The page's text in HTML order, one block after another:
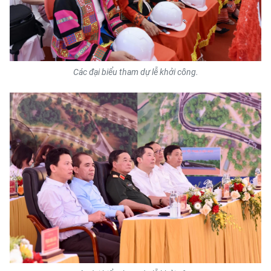
CHUYÊN ĐỀ
CÁC CHUYÊN TRANG
VỀ BÁO NHÂN DÂN
THỜI NAY
NHÂN DÂN CUỐI TUẦN
NHÂN DÂN HẰNG THÁNG
MUA BÁO
ĐỌC BÁO IN
Các đại biểu tham dự lễ khởi công.